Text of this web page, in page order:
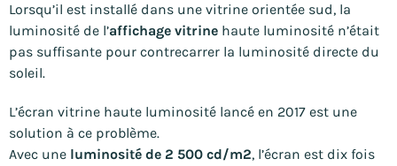
Lorsqu’il est installé dans une vitrine orientée sud, la
luminosité de l’affichage vitrine haute luminosité n’était
pas suffisante pour contrecarrer la luminosité directe du
soleil.
L’écran vitrine haute luminosité lancé en 2017 est une
solution à ce problème.
Avec une luminosité de 2 500 cd/m2, l’écran est dix fois